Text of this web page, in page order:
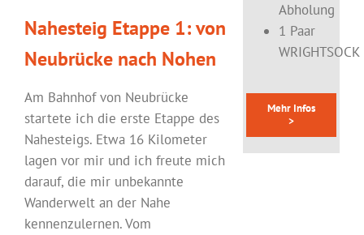
Nahesteig Etappe 1: von
Neubrücke nach Nohen
Am Bahnhof von Neubrücke
startete ich die erste Etappe des
Nahesteigs. Etwa 16 Kilometer
lagen vor mir und ich freute mich
darauf, die mir unbekannte
Wanderwelt an der Nahe
kennenzulernen. Vom
Abholung
1 Paar
WRIGHTSOCK
Mehr Infos
>